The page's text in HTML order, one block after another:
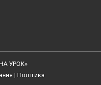
УРОК»
| Політика